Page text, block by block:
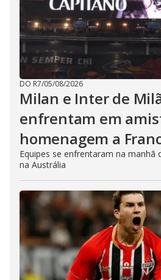
DO R7/05/08/2026
Milan e Inter de
enfrentam em
homenagem a
Equipes se enfrentaram na manhã
na Austrália